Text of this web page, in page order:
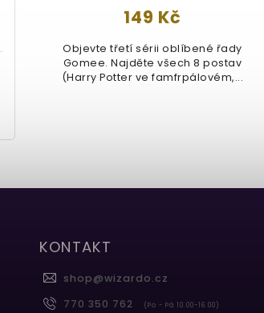
149 Kč
Objevte třetí sérii oblíbené řady
Gomee. Najděte všech 8 postav
(Harry Potter ve famfrpálovém,...
KONTAKT
shop@wizardo.cz
770 350 762
(Po - Pá 10.00-16.00)